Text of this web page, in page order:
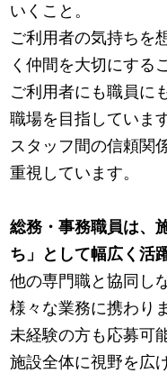
いくこと。
ご利用者の気持ちを
く仲間を大切にする
ご利用者にも職員に
職場を目指しています
スタッフ間の信頼関
重視しています。
総務・事務職員は、
ち」として幅広く活
他の専門職と協同し
様々な業務に携わり
未経験の方も応募可
施設全体に視野を広